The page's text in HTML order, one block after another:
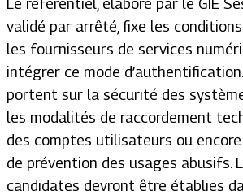
Le référentiel, élaboré par le GIE
validé par arrêté, fixe les
les fournisseurs de services
intégrer ce mode
portent sur la sécurité des
les modalités de raccordement
des comptes utilisateurs ou
de prévention des usages abusifs.
candidates devront être établies